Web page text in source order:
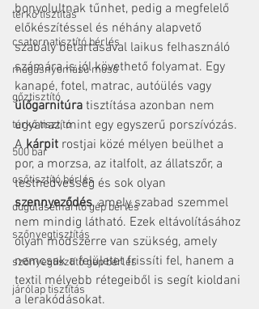
térkő tisztítás
csatornatisztító bérlés
magasnyomású mosó
gőztisztító
térkő tisztító
500 bar
csőtisztító bérlés
duguláselhárító gép bérlés
szőnyegtisztítás
szőnyegtisztító gép bérlés
járólap tisztítás
bonyolultnak tűnhet, pedig a megfelelő
előkészítéssel és néhány alapvető
szabály betartásával laikus felhasználó
számára is jól követhető folyamat. Egy
kanapé, fotel, matrac, autóülés vagy
ülőgarnitúra tisztítása azonban nem
ugyanaz, mint egy egyszerű porszívózás.
A kárpit rostjai közé mélyen beülhet a
por, a morzsa, az italfolt, az állatszőr, a
testnedvesség és sok olyan
szennyeződés, amely szabad szemmel
nem mindig látható. Ezek eltávolításához
olyan módszerre van szükség, amely
nemcsak a felületet frissíti fel, hanem a
textil mélyebb rétegeiből is segít kioldani
a lerakódásokat.